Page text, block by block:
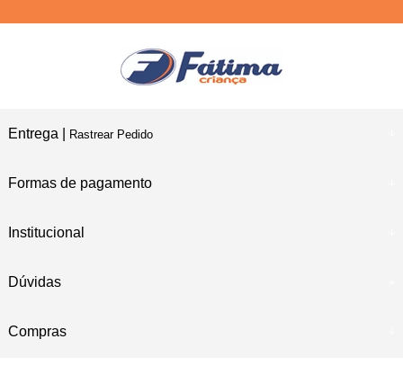
Entrega | Rastrear Pedido
Formas de pagamento
Institucional
Dúvidas
Compras